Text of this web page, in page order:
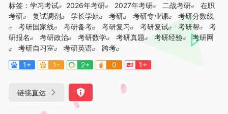
标签： 学习考试 2026年考研 2027年考研 二战考研
在职
考研
复试调剂 学长学姐 考研 考研专业课
考研分数线
考研国家线
考研备考 考研复习 考研复试 考研帮
考
研报名
考研政治 考研数学 考研真题 考研经验
考研网
考研自习室
考研英语
跨考
1+
1- 2+ 0 1+
链接直达